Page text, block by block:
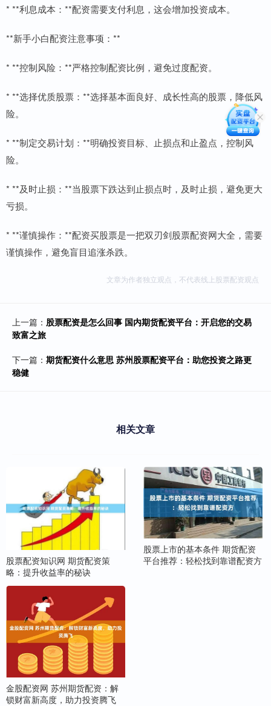
* **利息成本：**配资需要支付利息，这会增加投资成本。
**新手小白配资注意事项：**
* **控制风险：**严格控制配资比例，避免过度配资。
* **选择优质股票：**选择基本面良好、成长性高的股票，降低风
险。
* **制定交易计划：**明确投资目标、止损点和止盈点，控制风
险。
* **及时止损：**当股票下跌达到止损点时，及时止损，避免更大
亏损。
* **谨慎操作：**配资买股票是一把双刃剑股票配资网大全，需要
谨慎操作，避免盲目追涨杀跌。
文章为作者独立观点，不代表线上股票配资观点
上一篇： 股票配资是怎么回事 国内期货配资平台：开启您的交易
致富之旅
下一篇： 期货配资什么意思 苏州股票配资平台：助您投资之路更
稳健
相关文章
股票配资知识网 期货配资策
略：提升收益率的秘诀
股票上市的基本条件 期货配资
平台推荐：轻松找到靠谱配资方
金股配资网 苏州期货配资：解
锁财富新高度，助力投资腾飞